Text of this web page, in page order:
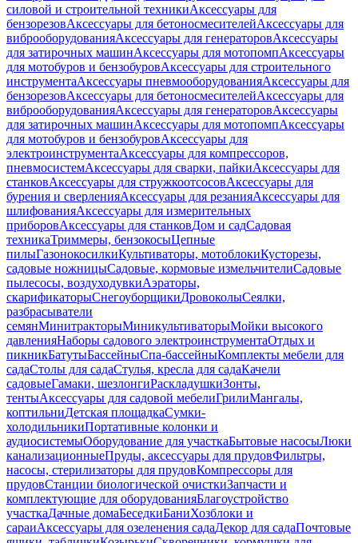
силовой и строительной техникиАксессуары для
бензорезовАксессуары для бетоносмесителейАксессуары для
виброоборудованияАксессуары для генераторовАксессуары
для затирочных машинАксессуары для мотопомпАксессуары
для мотобуров и бензобуровАксессуары для строительного
инструментаАксессуары пневмооборудованияАксессуары для
бензорезовАксессуары для бетоносмесителейАксессуары для
виброоборудованияАксессуары для генераторовАксессуары
для затирочных машинАксессуары для мотопомпАксессуары
для мотобуров и бензобуровАксессуары для
электроинструментаАксессуары для компрессоров,
пневмосистемАксессуары для сварки, пайкиАксессуары для
станковАксессуары для стружкоотсосовАксессуары для
бурения и сверленияАксессуары для резанияАксессуары для
шлифованияАксессуары для измерительных
приборовАксессуары для станковДом и садСадовая
техникаТриммеры, бензокосыЦепные
пилыГазонокосилкиКультиваторы, мотоблокиКусторезы,
садовые ножницыСадовые, кормовые измельчителиСадовые
пылесосы, воздуходувкиАэраторы,
скарификаторыСнегоуборщикиДровоколыСеялки,
разбрасыватели
семянМинитракторыМиникультиваторыМойки высокого
давленияНаборы садового электроинструментаОтдых и
пикникБатутыБассейныСпа-бассейныКомплекты мебели для
садаСтолы для садаСтулья, кресла для садаКачели
садовыеГамаки, шезлонгиРаскладушкиЗонты,
тентыАксессуары для садовой мебелиГрилиМангалы,
коптильниДетская площадкаСумки-
холодильникиПортативные колонки и
аудиосистемыОборудование для участкаБытовые насосыЛюки
канализационныеПруды, аксессуары для прудовФильтры,
насосы, стерилизаторы для прудовКомпрессоры для
прудовСтанции биологической очисткиЗапчасти и
комплектующие для оборудованияБлагоустройство
участкаДачные домаБеседкиБаниХозблоки и
сараиАксессуары для озеленения садаДекор для садаПочтовые